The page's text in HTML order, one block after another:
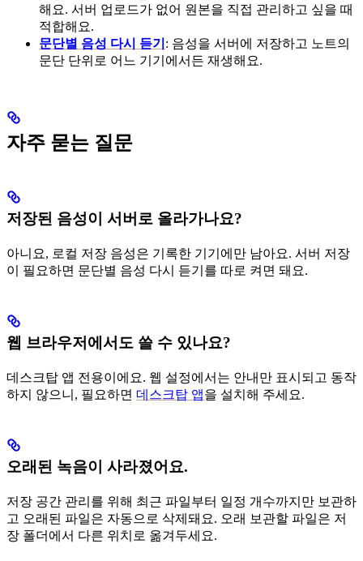
해요. 서버 업로드가 없어 원본을 직접 관리하고 싶을 때
적합해요.
문단별 음성 다시 듣기 : 음성을 서버에 저장하고 노트의
문단 단위로 어느 기기에서든 재생해요.
자주 묻는 질문
저장된 음성이 서버로 올라가나요?
아니요, 로컬 저장 음성은 기록한 기기에만 남아요. 서버 저장
이 필요하면 문단별 음성 다시 듣기를 따로 켜면 돼요.
웹 브라우저에서도 쓸 수 있나요?
데스크탑 앱 전용이에요. 웹 설정에서는 안내만 표시되고 동작
하지 않으니, 필요하면 데스크탑 앱을 설치해 주세요.
오래된 녹음이 사라졌어요.
저장 공간 관리를 위해 최근 파일부터 일정 개수까지만 보관하
고 오래된 파일은 자동으로 삭제돼요. 오래 보관할 파일은 저
장 폴더에서 다른 위치로 옮겨두세요.